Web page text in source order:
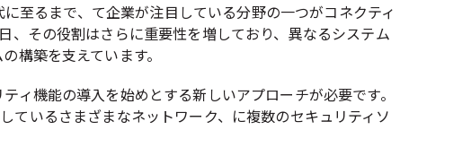
至るまで、て企業が注目している分野の一つがコネクティ
、その役割はさらに重要性を増しており、異なるシステム
構築を支えています。
機能の導入を始めとする新しいアプローチが必要です。
ているさまざまなネットワーク、に複数のセキュリティソ